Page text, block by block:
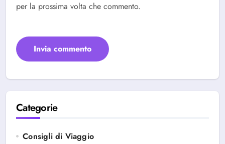
per la prossima volta che commento.
Categorie
Consigli di Viaggio